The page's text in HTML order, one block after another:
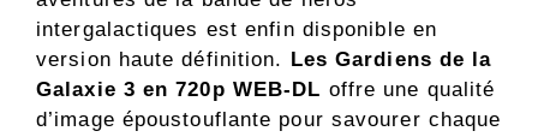
intergalactiques est enfin disponible en
version haute définition.
Les Gardiens de la
Galaxie 3 en 720p WEB-DL offre une qualité
d’image époustouflante pour savourer chaque